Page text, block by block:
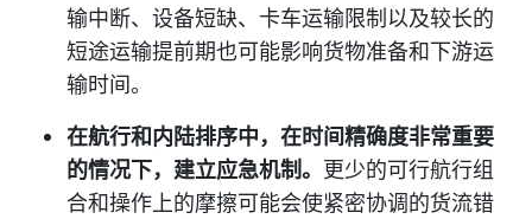
输中断、设备短缺、卡车运输限制以及较长的
短途运输提前期也可能影响货物准备和下游运
输时间。
在航行和内陆排序中，在时间精确度非常重要
的情况下，建立应急机制。 更少的可行航行组
合和操作上的摩擦可能会使紧密协调的货流错